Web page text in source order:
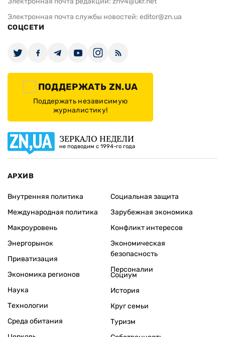
Электронная почта службы новостей: editor@zn.ua
СОЦСЕТИ
ПОДДЕРЖАТЬ ZN.UA
Поддержать независимую
журналистику!
ЗЕРКАЛО НЕДЕЛИ
не подводим с 1994-го года
АРХИВ
Внутренняя политика
Международная политика
Макроуровень
Энергорынок
Приватизация
Экономика регионов
Социальная защита
Зарубежная экономика
Конфликт интересов
Экономическая
безопасность
Персоналии
Наука
Технологии
Среда обитания
Социум
История
Круг семьи
Туризм